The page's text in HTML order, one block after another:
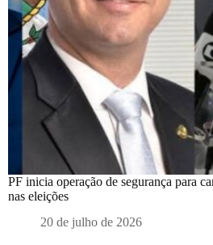
PF inicia operação de segurança para
nas eleições
20 de julho de 2026